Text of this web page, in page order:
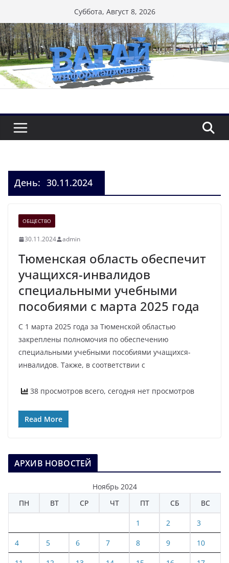
к
содержимому
Суббота, Август 8, 2026
День: 30.11.2024
ОБЩЕСТВО
30.11.2024 admin
Тюменская область обеспечит
учащихся-инвалидов
специальными учебными
пособиями с марта 2025 года
С 1 марта 2025 года за Тюменской областью
закреплены полномочия по обеспечению
специальными учебными пособиями учащихся-
инвалидов. Также, в соответствии с
38 просмотров всего, сегодня нет просмотров
Read More
АРХИВ НОВОСТЕЙ
Ноябрь 2024
ПН
ВТ СР ЧТ ПТ СБ ВС
1 2 3
4 5 6 7 8 9 10